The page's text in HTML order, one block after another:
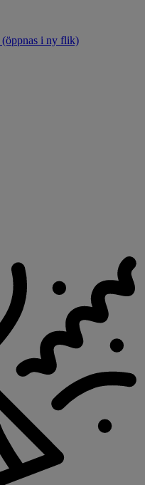
(öppnas i ny flik)